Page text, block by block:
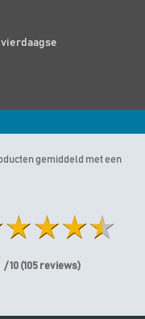
gemiddeld met een
/ 10 (105 reviews)